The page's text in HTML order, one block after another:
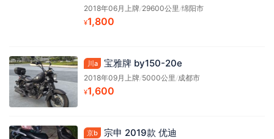
2018年06月上牌/29600公里 /绵阳市
¥1,800
川a 宝雅牌 by150-20e
2018年09月上牌/5000公里 /成都市
¥1,600
京b 宗申 2019款 优迪